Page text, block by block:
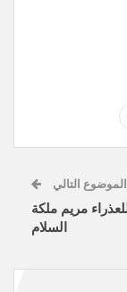
الموضوع التالي
مريم ملكة
السلام